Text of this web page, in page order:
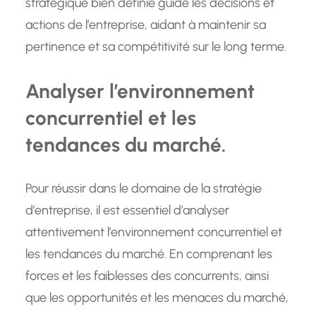
actions de l’entreprise, aidant à maintenir sa
pertinence et sa compétitivité sur le long terme.
Analyser l’environnement
concurrentiel et les
tendances du marché.
Pour réussir dans le domaine de la stratégie
d’entreprise, il est essentiel d’analyser
attentivement l’environnement concurrentiel et
les tendances du marché. En comprenant les
forces et les faiblesses des concurrents, ainsi
que les opportunités et les menaces du marché,